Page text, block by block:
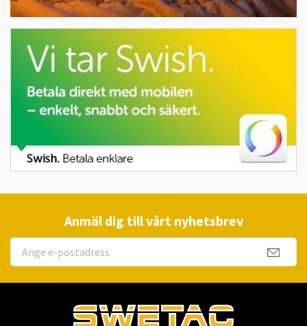
Anmäl dig till vårt nyhetsbrev